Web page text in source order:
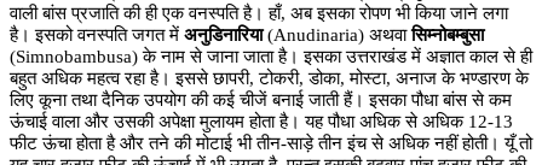
वाली बांस प्रजाति की ही एक वनस्पति है। हाँ, अब इसका रोपण भी किया जाने लगा
है। इसको वनस्पति जगत में अनुडिनारिया(Anudinaria) अथवासिम्नोबम्बुसा
(Simnobambusa) के नाम से जाना जाता है। इसका उत्तराखंड में अज्ञात काल से ही
बहुत अधिक महत्व रहा है। इससे छापरी, टोकरी, डोका, मोस्टा, अनाज के भण्डारण के
लिए कूना तथा दैनिक उपयोग की कई चीजें बनाई जाती हैं। इसका पौधा बांस से कम
ऊंचाई वाला और उसकी अपेक्षा मुलायम होता है। यह पौधा अधिक से अधिक 12-13
फीट ऊंचा होता है और तने की मोटाई भी तीन-साड़े तीन इंच से अधिक नहीं होती। यूँ तो